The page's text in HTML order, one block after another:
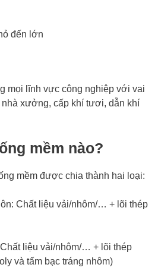
đến lớn
mọi lĩnh vực công nghiệp với vai
xưởng, cấp khí tươi, dẫn khí
mềm nào?
mềm được chia thành hai loại:
Chất liệu vải/nhôm/… + lõi thép
liệu vải/nhôm/… + lõi thép
và tấm bạc tráng nhôm)